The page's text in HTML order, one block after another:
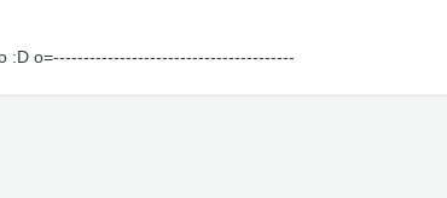
:D o=----------------------------------------